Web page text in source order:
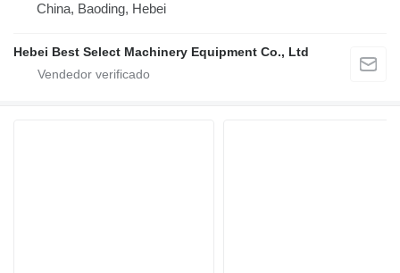
China, Baoding, Hebei
Hebei Best Select Machinery Equipment Co., Ltd